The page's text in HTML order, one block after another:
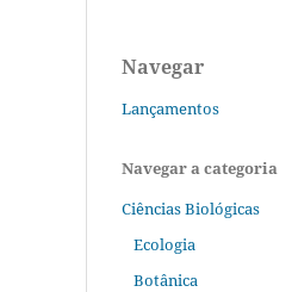
Navegar
Lançamentos
Navegar a categoria
Ciências Biológicas
Ecologia
Botânica